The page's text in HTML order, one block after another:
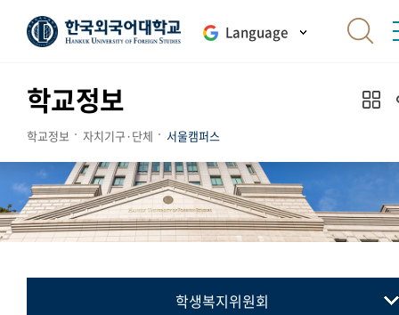
Language
학교정보
학교정보 자치기구·단체 서울캠퍼스
학생복지위원회